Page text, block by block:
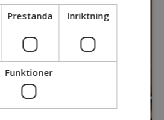
Prestanda Inriktning
Funktioner